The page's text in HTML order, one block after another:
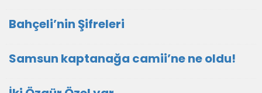
Bahçeli’nin Şifreleri
Samsun kaptanağa camii’ne ne oldu!